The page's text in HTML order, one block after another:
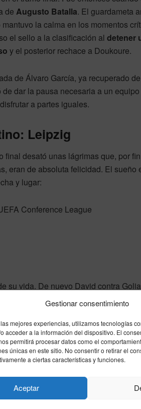
Gestionar consentimiento
mejores experiencias, utilizamos tecnologías
acceder a la información del dispositivo. El
permitirá procesar datos como el
únicas en este sitio. No consentir o retirar el
a ciertas características y funciones.
Aceptar
de Augusto Batalla. El guardameta
mantuvo la calma en los momentos
el sello a la clasificación al detener
y el posterior rechace a Doukoure.
de Álvaro García, ya recuperado
de dar la pausa necesaria a un
a partes iguales.
Leipzig
final desató unas lágrimas que, por
eran de absoluta felicidad. El sueño
y lugar:
Conference League
su vida. De nuevo David contra
celebra: la felicidad puede ser
final leipzig rayo semifinal